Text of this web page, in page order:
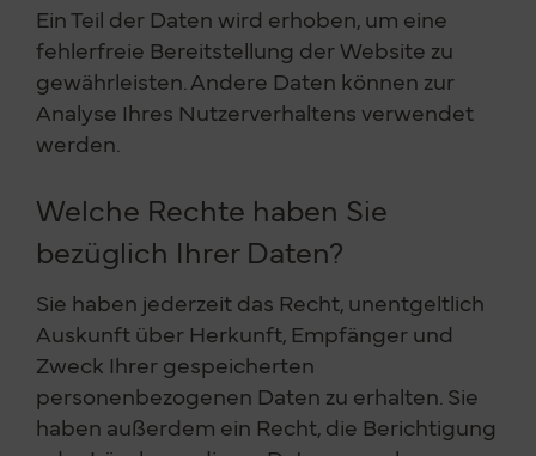
Ein Teil der Daten wird erhoben, um eine
fehlerfreie Bereitstellung der Website zu
gewährleisten. Andere Daten können zur
Analyse Ihres Nutzerverhaltens verwendet
werden.
Welche Rechte haben Sie
bezüglich Ihrer Daten?
Sie haben jederzeit das Recht, unentgeltlich
Auskunft über Herkunft, Empfänger und
Zweck Ihrer gespeicherten
personenbezogenen Daten zu erhalten. Sie
haben außerdem ein Recht, die Berichtigung